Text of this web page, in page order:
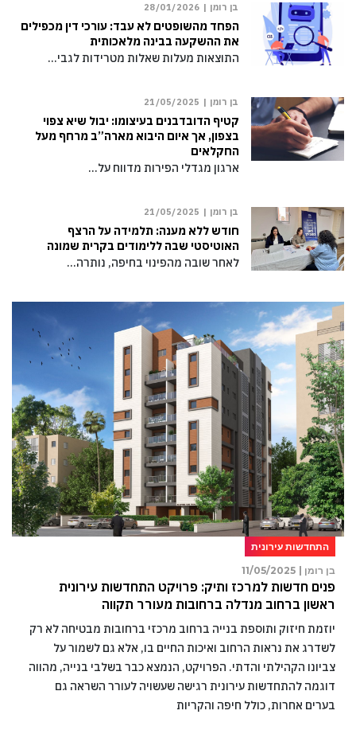
בן רומן | 28/01/2026
הפחד מהשופטים לא עבד: עורכי דין מכפילים
את ההשקעה בבינה מלאכותית
התוצאות מעלות שאלות מטרידות לגבי…
בן רומן | 21/05/2025
קטיף הדובדבנים בעיצומו: יבול שיא צפוי
בצפון, אך איום היבוא מארה”ב מרחף מעל
החקלאים
ארגון מגדלי הפירות מדווח על…
בן רומן | 21/05/2025
חודש ללא מענה: תלמידה על הרצף
האוטיסטי שבה ללימודים בקרית שמונה
לאחר שובה מהפינוי בחיפה, נותרה…
התחדשות עירונית
בן רומן |
11/05/2025
פנים חדשות למרכז ותיק: פרויקט התחדשות עירונית
ראשון ברחוב מנדלה ברחובות מעורר תקווה
יוזמת חיזוק ותוספת בנייה ברחוב מרכזי ברחובות מבטיחה לא רק
לשדרג את נראות הרחוב ואיכות החיים בו, אלא גם לשמור על
צביונו הקהילתי והדתי. הפרויקט, הנמצא כבר בשלבי בנייה, מהווה
דוגמה להתחדשות עירונית רגישה שעשויה לעורר השראה גם
בערים אחרות, כולל חיפה והקריות